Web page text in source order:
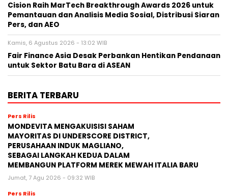
Cision Raih MarTech Breakthrough Awards 2026 untuk
Pemantauan dan Analisis Media Sosial, Distribusi Siaran
Pers, dan AEO
Kamis, 6 Agustus 2026 - 13:02 WIB
Fair Finance Asia Desak Perbankan Hentikan Pendanaan
untuk Sektor Batu Bara di ASEAN
BERITA TERBARU
Pers Rilis
MONDEVITA MENGAKUISISI SAHAM
MAYORITAS DI UNDERSCORE DISTRICT,
PERUSAHAAN INDUK MAGLIANO,
SEBAGAI LANGKAH KEDUA DALAM
MEMBANGUN PLATFORM MEREK MEWAH ITALIA BARU
Jumat, 7 Agu 2026 - 09:32 WIB
Pers Rilis